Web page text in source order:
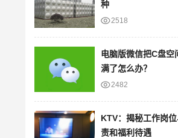
种
2518
电脑版微信把C盘空
满了怎么办？
2482
KTV：揭秘工作岗
责和福利待遇